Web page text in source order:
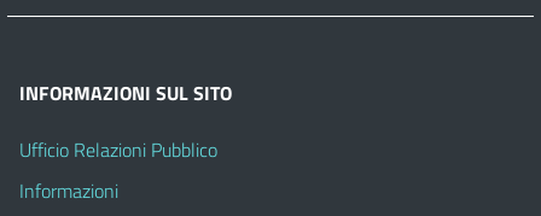
INFORMAZIONI SUL SITO
Ufficio Relazioni Pubblico
Informazioni